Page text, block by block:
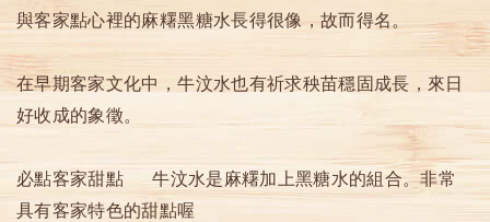
與客家點心裡的麻糬黑糖水長得很像，故而得名。
在早期客家文化中，牛汶水也有祈求秧苗穩固成長，來日
好收成的象徵。
必點客家甜點 牛汶水是麻糬加上黑糖水的組合。非常
具有客家特色的甜點喔